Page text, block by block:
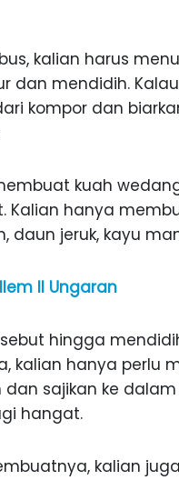
kalian harus
dan mendidih.
kompor dan
kuah
Kalian hanya
daun jeruk, kayu
II Ungaran
hingga
kalian hanya perlu
sajikan ke
hangat.
kalian